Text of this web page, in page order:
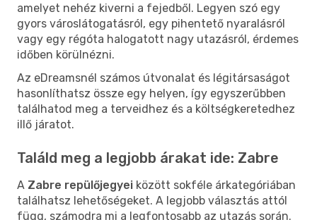
amelyet nehéz kiverni a fejedből. Legyen szó egy
gyors városlátogatásról, egy pihentető nyaralásról
vagy egy régóta halogatott nagy utazásról, érdemes
időben körülnézni.
Az eDreamsnél számos útvonalat és légitársaságot
hasonlíthatsz össze egy helyen, így egyszerűbben
találhatod meg a terveidhez és a költségkeretedhez
illő járatot.
Találd meg a legjobb árakat ide: Zabre
A Zabre repülőjegyei között sokféle árkategóriában
találhatsz lehetőségeket. A legjobb választás attól
függ, számodra mi a legfontosabb az utazás során.